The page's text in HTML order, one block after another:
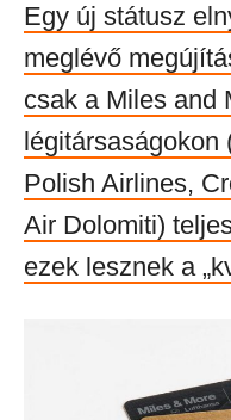
Egy új státusz
meglévő
csak a Miles and
Polish Airlines,
Air Dolomiti)
ezek lesznek a